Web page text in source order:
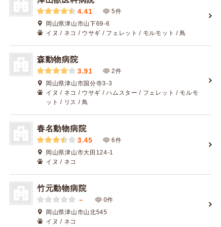
4.41
5件
岡山県津山市山下69-6
イヌ / ネコ / ウサギ / フェレット / モルモット / 鳥
森動物病院
3.91
2件
岡山県津山市国分寺3-3
イヌ / ネコ / ウサギ / ハムスター / フェレット / モルモ
ット / リス / 鳥
春名動物病院
3.45
6件
岡山県津山市大田124-1
イヌ / ネコ
竹元動物病院
－
0件
岡山県津山市山北545
イヌ / ネコ